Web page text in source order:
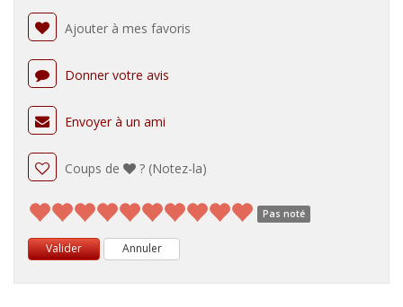
Ajouter à mes favoris
Donner votre avis
Envoyer à un ami
Coups de ? (Notez-la)
Pas noté
Valider Annuler